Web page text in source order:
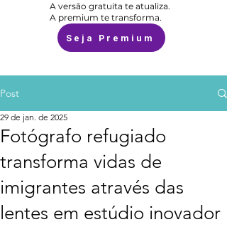
A versão gratuita te atualiza.
A premium te transforma.
Seja Premium
Post
Fotógrafo refugiado
transforma vidas de
imigrantes através das
lentes em estúdio inovador
29 de jan. de 2025